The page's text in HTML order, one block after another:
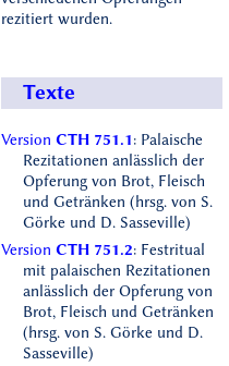
rezitiert wurden.
Texte
Version CTH 751.1: Palaische
Rezitationen anlässlich der
Opferung von Brot, Fleisch
und Getränken (hrsg. von S.
Görke und D. Sasseville)
Version CTH 751.2: Festritual
mit palaischen Rezitationen
anlässlich der Opferung von
Brot, Fleisch und Getränken
(hrsg. von S. Görke und D.
Sasseville)